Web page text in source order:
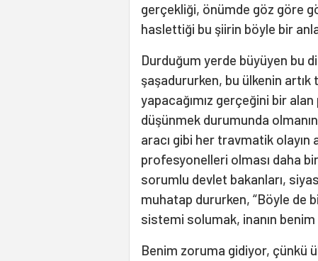
gerçekliği, önümde göz göre
haslettiği bu şiirin böyle bir
Durduğum yerde büyüyen bu
şaşadururken, bu ülkenin
yapacağımız gerçeğini bir
düşünmek durumunda
aracı gibi her travmatik
profesyonelleri olması daha
sorumlu devlet bakanları,
muhatap dururken, “Böyle de
sistemi solumak, inanın
Benim zoruma gidiyor, çünkü